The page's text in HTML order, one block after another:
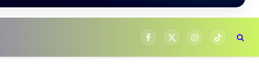
Facebook
X
InstagramTikTok